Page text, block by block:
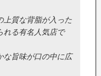
上質な背脂が入った
れる有名人気店で
な旨味が口の中に広